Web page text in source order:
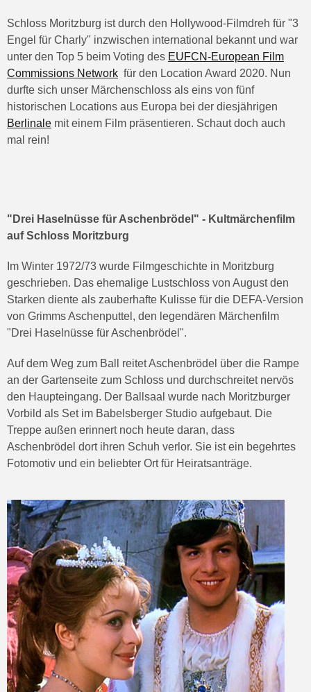
Schloss Moritzburg ist durch den Hollywood-Filmdreh für "3
Engel für Charly" inzwischen international bekannt und war
unter den Top 5 beim Voting des EUFCN-European Film
Commissions Network für den Location Award 2020. Nun
durfte sich unser Märchenschloss als eins von fünf
historischen Locations aus Europa bei der diesjährigen
Berlinale mit einem Film präsentieren. Schaut doch auch
mal rein!
"Drei Haselnüsse für Aschenbrödel" - Kultmärchenfilm
auf Schloss Moritzburg
Im Winter 1972/73 wurde Filmgeschichte in Moritzburg
geschrieben. Das ehemalige Lustschloss von August den
Starken diente als zauberhafte Kulisse für die DEFA-Version
von Grimms Aschenputtel, den legendären Märchenfilm
"Drei Haselnüsse für Aschenbrödel".
Auf dem Weg zum Ball reitet Aschenbrödel über die Rampe
an der Gartenseite zum Schloss und durchschreitet nervös
den Haupteingang. Der Ballsaal wurde nach Moritzburger
Vorbild als Set im Babelsberger Studio aufgebaut. Die
Treppe außen erinnert noch heute daran, dass
Aschenbrödel dort ihren Schuh verlor. Sie ist ein begehrtes
Fotomotiv und ein beliebter Ort für Heiratsanträge.